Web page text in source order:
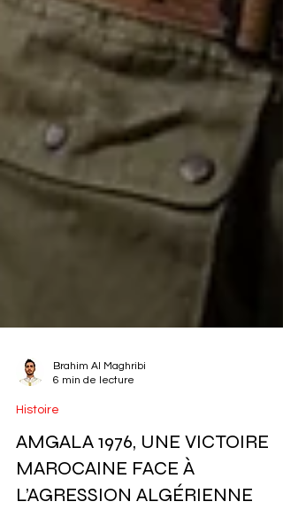
6 min de lecture
Histoire
AMGALA 1976, UNE VICTOIRE
MAROCAINE FACE À